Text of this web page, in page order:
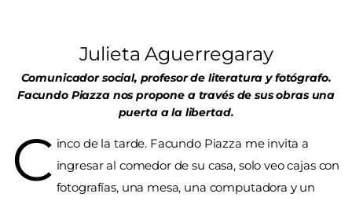
Julieta Aguerregaray
Comunicador social, profesor de literatura y fotógrafo.
Facundo Piazza nos propone a través de sus obras una
puerta a la libertad.
C inco de la tarde. Facundo Piazza me invita a
ingresar al comedor de su casa, solo veo cajas con
fotografías, una mesa, una computadora y un